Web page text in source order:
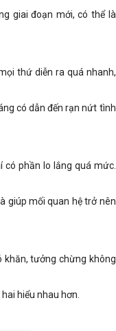
giai đoạn mới, có thể là
thứ diễn ra quá nhanh,
có dẫn đến rạn nứt tình
phần lo lắng quá mức.
giúp mối quan hệ trở nên
khăn, tưởng chừng không
hiểu nhau hơn.